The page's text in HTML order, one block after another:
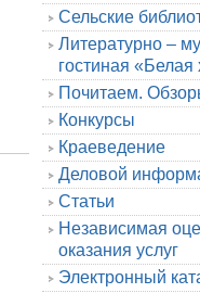
Сельские
Литературно –
гостиная «Белая
Почитаем.
Конкурсы
Краеведение
Деловой
Статьи
Независимая
оказания услуг
Электронный